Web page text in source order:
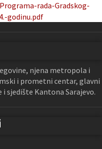
rada-Gradskog-
godinu.pdf
njena metropola i
i prometni centar, glavni
i sjedište Kantona Sarajevo.